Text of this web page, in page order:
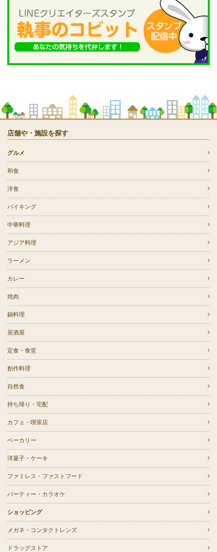
店舗や・施設を探す
グルメ
和食
洋食
バイキング
中華料理
アジア料理
ラーメン
カレー
焼肉
鍋料理
居酒屋
定食・食堂
創作料理
自然食
持ち帰り・宅配
カフェ・喫茶店
ベーカリー
洋菓子・ケーキ
ファミレス・ファストフード
パーティー・カラオケ
ショッピング
メガネ・コンタクトレンズ
ドラッグストア